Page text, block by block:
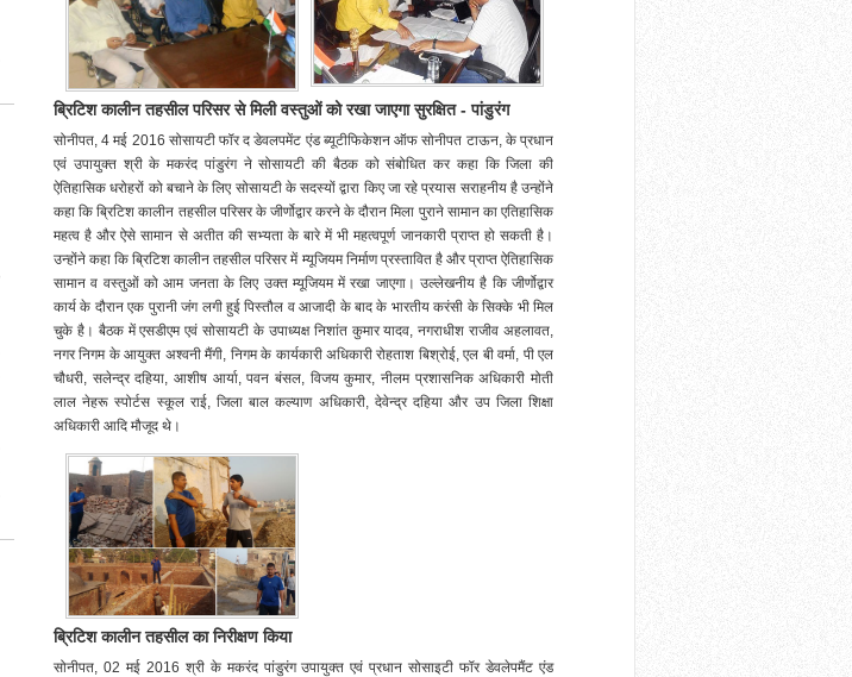
ब्रिटिश कालीन तहसील परिसर से मिली वस्तुओं को रखा जाएगा सुरक्षित - पांडुरंग
सोनीपत, 4 मई 2016 सोसायटी फॉर द डेवलपमेंट एंड ब्यूटीफिकेशन ऑफ सोनीपत टाऊन, के प्रधान
एवं उपायुक्त श्री के मकरंद पांडुरंग ने सोसायटी की बैठक को संबोधित कर कहा कि जिला की
ऐतिहासिक धरोहरों को बचाने के लिए सोसायटी के सदस्यों द्वारा किए जा रहे प्रयास सराहनीय है उन्होंने
कहा कि ब्रिटिश कालीन तहसील परिसर के जीर्णोद्वार करने के दौरान मिला पुराने सामान का एतिहासिक
महत्व है और ऐसे सामान से अतीत की सभ्यता के बारे में भी महत्वपूर्ण जानकारी प्राप्त हो सकती है।
उन्होंने कहा कि ब्रिटिश कालीन तहसील परिसर में म्यूजियम निर्माण प्रस्तावित है और प्राप्त ऐतिहासिक
सामान व वस्तुओं को आम जनता के लिए उक्त म्यूजियम में रखा जाएगा। उल्लेखनीय है कि जीर्णोद्वार
कार्य के दौरान एक पुरानी जंग लगी हुई पिस्तौल व आजादी के बाद के भारतीय करंसी के सिक्के भी मिल
चुके है। बैठक में एसडीएम एवं सोसायटी के उपाध्यक्ष निशांत कुमार यादव, नगराधीश राजीव अहलावत,
नगर निगम के आयुक्त अश्वनी मैंगी, निगम के कार्यकारी अधिकारी रोहताश बिश्रोई, एल बी वर्मा, पी एल
चौधरी, सलेन्द्र दहिया, आशीष आर्या, पवन बंसल, विजय कुमार, नीलम प्रशासनिक अधिकारी मोती
लाल नेहरू स्पोर्टस स्कूल राई, जिला बाल कल्याण अधिकारी, देवेन्द्र दहिया और उप जिला शिक्षा
अधिकारी आदि मौजूद थे।
ब्रिटिश कालीन तहसील का निरीक्षण किया
सोनीपत, 02 मई 2016 श्री के मकरंद पांडुरंग उपायुक्त एवं प्रधान सोसाइटी फॉर डेवलेपमैंट एंड